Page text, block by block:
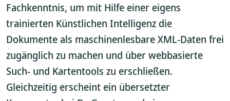
Fachkenntnis, um mit Hilfe einer eigens
trainierten Künstlichen Intelligenz die
Dokumente als maschinenlesbare XML‑Daten frei
zugänglich zu machen und über webbasierte
Such‑ und Kartentools zu erschließen.
Gleichzeitig erscheint ein übersetzter